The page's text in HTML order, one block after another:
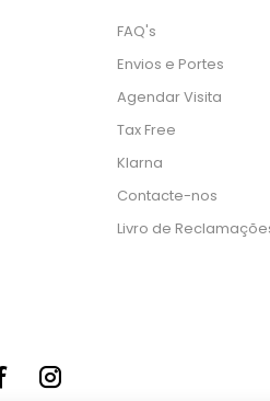
FAQ's
Envios e Portes
Agendar Visita
Tax Free
Klarna
Contacte-nos
Livro de